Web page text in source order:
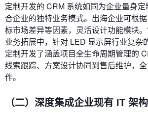
定制开发的 CRM 系统如同为企业量身
合企业的独特业务模式。出海企业可根
标市场差异等因素，灵活设计功能模块
业务拓展中，针对 LED 显示屏行业复杂
定制开发了涵盖项目全生命周期管理的
线索跟踪、方案设计协同到售后维护，
作。
（二）深度集成企业现有 IT 架构